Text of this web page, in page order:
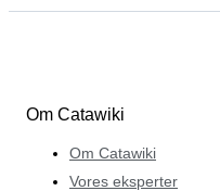
Om Catawiki
Om Catawiki
Vores eksperter